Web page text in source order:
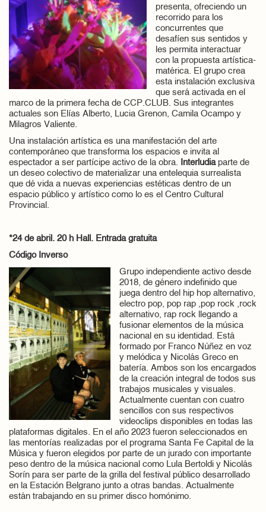
presenta, ofreciendo un
recorrido para los
concurrentes que
desafíen sus sentidos y
les permita interactuar
con la propuesta artística-
matérica. El grupo crea
esta instalación exclusiva
que será activada en el
marco de la primera fecha de CCP.CLUB. Sus integrantes
actuales son Elías Alberto, Lucia Grenon, Camila Ocampo y
Milagros Valiente.
Una instalación artística es una manifestación del arte
contemporáneo que transforma los espacios e invita al
espectador a ser partícipe activo de la obra. Interludiaparte de
un deseo colectivo de materializar una entelequia surrealista
que dé vida a nuevas experiencias estéticas dentro de un
espacio público y artístico como lo es el Centro Cultural
Provincial.
*24 de abril. 20 h Hall. Entrada gratuita
Código Inverso
Grupo independiente activo desde
2018, de género indefinido que
juega dentro del hip hop alternativo,
electro pop, pop rap ,pop rock ,rock
alternativo, rap rock llegando a
fusionar elementos de la música
nacional en su identidad. Está
formado por Franco Núñez en voz
y melódica y Nicolás Greco en
batería. Ambos son los encargados
de la creación integral de todos sus
trabajos musicales y visuales.
Actualmente cuentan con cuatro
sencillos con sus respectivos
videoclips disponibles en todas las
plataformas digitales. En el año 2023 fueron seleccionados en
las mentorías realizadas por el programa Santa Fe Capital de la
Música y fueron elegidos por parte de un jurado con importante
peso dentro de la música nacional como Lula Bertoldi y Nicolás
Sorín para ser parte de la grilla del festival público desarrollado
en la Estación Belgrano junto a otras bandas. Actualmente
están trabajando en su primer disco homónimo.